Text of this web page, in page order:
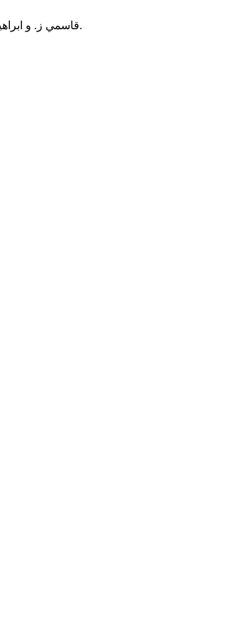
قاسمي ز. و ابراهيمي قوام‌آبادي ل. 2020. ارزيابي